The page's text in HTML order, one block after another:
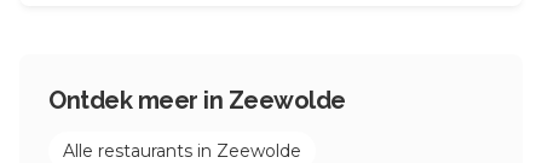
Ontdek meer in Zeewolde
Alle restaurants in Zeewolde